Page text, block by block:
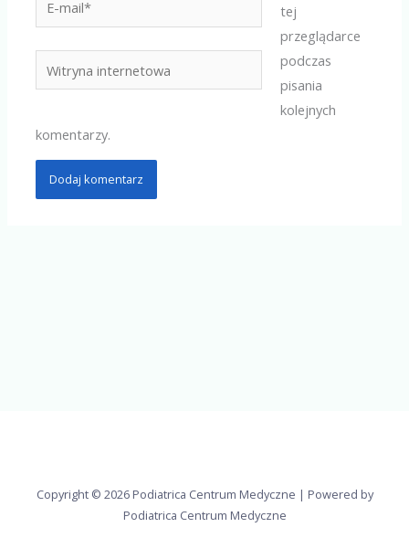
mail*
internetowa
tej
przeglądarce
podczas
pisania
kolejnych
komentarzy.
Copyright © 2026 Podiatrica Centrum Medyczne | Powered by
Podiatrica Centrum Medyczne